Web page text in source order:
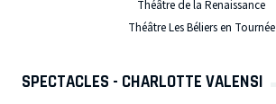
Théâtre de la Renaissance
Théâtre Les Béliers en Tournée
SPECTACLES - CHARLOTTE VALENSI